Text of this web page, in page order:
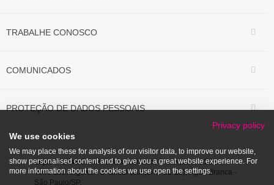
TRABALHE CONOSCO
COMUNICADOS
PROTEÇÃO DE DADOS PESSOAIS
Lojas Marisa S/A.Avenida Francisco Matarazzo, 1.500
Torre Los Angeles - 2º andar (conjunto 21-22), Água Branca -
São Paulo/SP.
Privacy policy
We use cookies
We may place these for analysis of our visitor data, to improve our website,
show personalised content and to give you a great website experience. For
more information about the cookies we use open the settings.